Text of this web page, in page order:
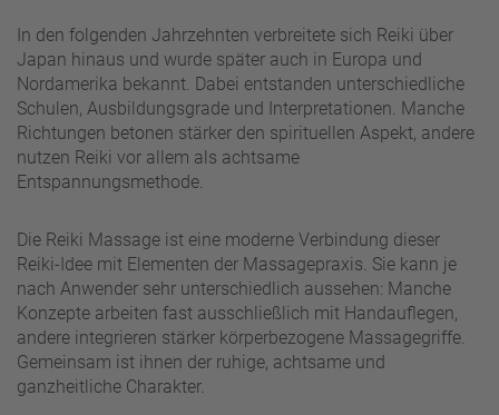
In den folgenden Jahrzehnten verbreitete sich Reiki über
Japan hinaus und wurde später auch in Europa und
Nordamerika bekannt. Dabei entstanden unterschiedliche
Schulen, Ausbildungsgrade und Interpretationen. Manche
Richtungen betonen stärker den spirituellen Aspekt, andere
nutzen Reiki vor allem als achtsame
Entspannungsmethode.
Die Reiki Massage ist eine moderne Verbindung dieser
Reiki-Idee mit Elementen der Massagepraxis. Sie kann je
nach Anwender sehr unterschiedlich aussehen: Manche
Konzepte arbeiten fast ausschließlich mit Handauflegen,
andere integrieren stärker körperbezogene Massagegriffe.
Gemeinsam ist ihnen der ruhige, achtsame und
ganzheitliche Charakter.